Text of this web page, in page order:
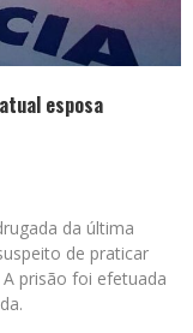
esposa
da última
de praticar
prisão foi efetuada